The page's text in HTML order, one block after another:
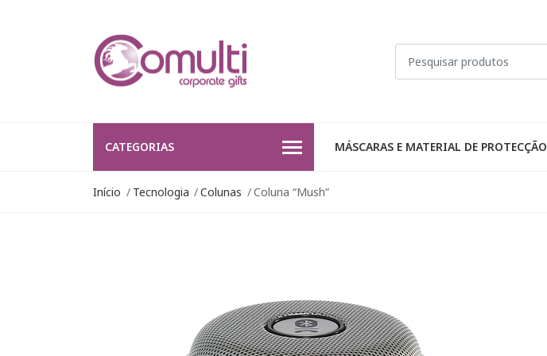
CATEGORIAS MÁSCARAS E MATERIAL DE PROTECÇÃO
Início Tecnologia Colunas Coluna “Mush”